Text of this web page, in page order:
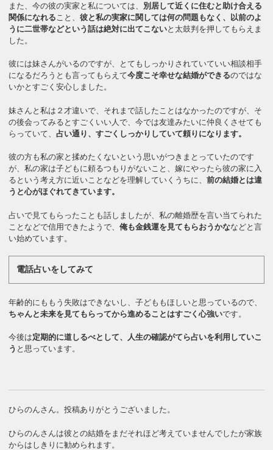
また、今の彼の実家と私については、 別居して近くに住むと助け合える
関係になれる こと、彼と私の実家に関しては何の問題もなく、以前のよ
うに二世帯などという話は絶対に出てこないと太鼓判を押してもらえま
した。
彼には妹さんがいるのですが、とてもしっかりされていていい相談相手
になるだろうとも言ってもらえて今度こそ幸せな結婚ができるのではな
いかとすごく安心しました。
妹さんと私は２才違いで、それまで話したことはなかったのですが、そ
の後会ってみるとすごくいい人で、今では友達みたいに仲良くさせても
らっていて、占い通り、すごくしっかりしていて頼りになります。
彼の方も私の家と揉めたくないという思いがつきまとっていたのです
が、私の家は子どもに頼るつもりがないこと、嫁にやったら彼の家に入
るという考え方に近いことなどを理解していくうちに、前の結婚とは違
うと心がほぐれてきています。
占いで見てもらったことも話しましたが、私の離婚歴を言い当てられた
ことなどで信用できたようで、俺も金銭運を見てもらおうかななどと言
い始めています。
電話占いをしてみて
年齢的にももう失敗はできないし、子どももほしいと思っているので、
ちゃんと未来を見てもらってから進めることはすごく心強いです。
今後は定期的に道しるべとして、人生の確認がてら占いを利用していこ
う と思っています。
ひらのんさん。投稿ありがとうございました。
ひらのんさんは彼との結婚をまだそれほど考えていませんでしたが家族
からはしきりに勧められます。